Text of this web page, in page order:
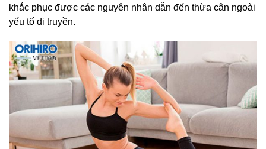
khắc phục được các nguyên nhân dẫn đến thừa cân ngoài
yếu tố di truyền.